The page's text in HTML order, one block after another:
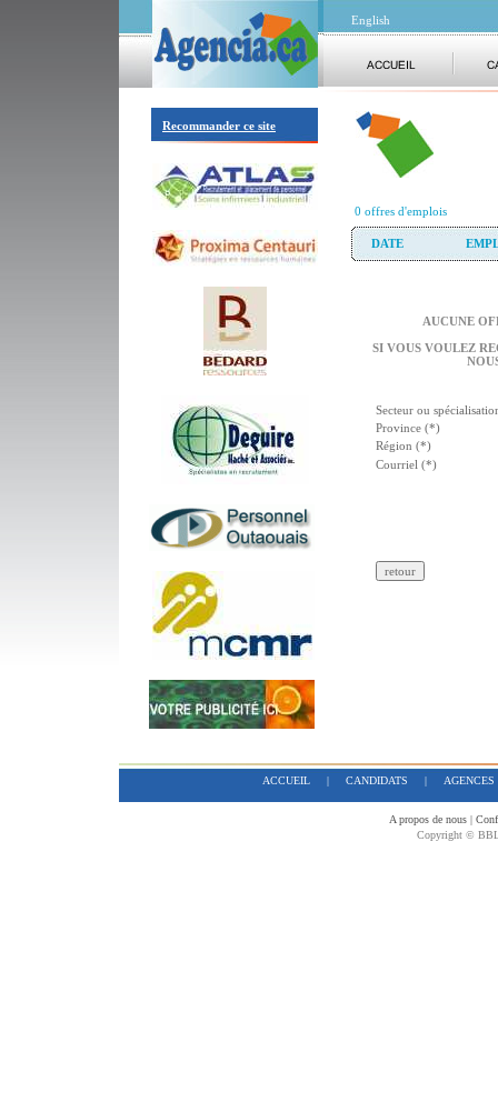
Recommander ce site
English
0 offres d'emplois
DATE
AUCUNE
SI VOUS VOULEZ
Secteur ou
Province (*)
Région (*)
Courriel (*)
ACCUEIL| CANDIDATS | AGENCES
A propos de nous |
Copyright ©